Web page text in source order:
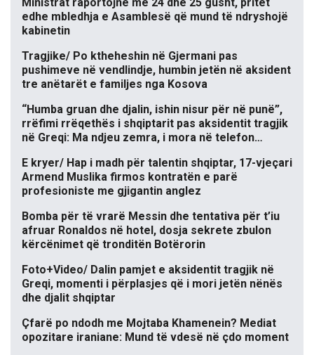
edhe mbledhja e Asamblesë që mund të ndryshojë
kabinetin
Tragjike/ Po ktheheshin në Gjermani pas
pushimeve në vendlindje, humbin jetën në aksident
tre anëtarët e familjes nga Kosova
“Humba gruan dhe djalin, ishin nisur për në punë”,
rrëfimi rrëqethës i shqiptarit pas aksidentit tragjik
në Greqi: Ma ndjeu zemra, i mora në telefon…
E kryer/ Hap i madh për talentin shqiptar, 17-vjeçari
Armend Muslika firmos kontratën e parë
profesioniste me gjigantin anglez
Bomba për të vrarë Messin dhe tentativa për t’iu
afruar Ronaldos në hotel, dosja sekrete zbulon
kërcënimet që tronditën Botërorin
Foto+Video/ Dalin pamjet e aksidentit tragjik në
Greqi, momenti i përplasjes që i mori jetën nënës
dhe djalit shqiptar
Çfarë po ndodh me Mojtaba Khamenein? Mediat
opozitare iraniane: Mund të vdesë në çdo moment